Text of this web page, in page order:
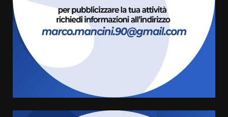
6 Agosto 2026 18:13
Carta d’identità: continua il piano
di aperture straordinarie del
Comune di Fasano
cittadina di Fratelli d’Italia,